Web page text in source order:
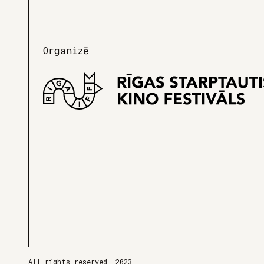
Organizē
All rights reserved, 2023